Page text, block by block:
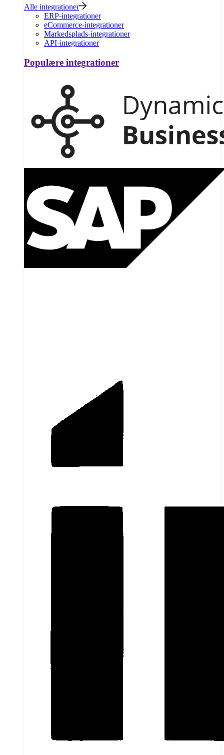
Alle integrationer
ERP-integrationer
eCommerce-integrationer
Markedsplads-integrationer
API-integrationer
Populære integrationer